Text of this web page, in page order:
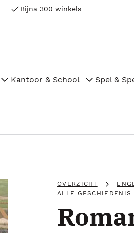
Bijna 300 winkels
Kantoor & School Spel &
OVERZICHT
ALLE GESCHIEDENIS